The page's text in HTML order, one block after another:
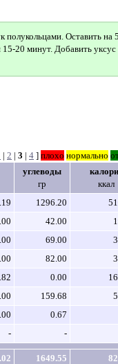
полукольцами. Оставить на
20 минут. Добавить уксус
| 2 | 3 | 4 ] плохо нормально
углеводы
гр
ккал
1296.20
42.00
69.00
82.00
0.00
159.68
0.67
- -
1649.55